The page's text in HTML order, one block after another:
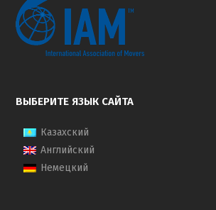
ВЫБЕРИТЕ ЯЗЫК САЙТА
Казахский
Английский
Немецкий